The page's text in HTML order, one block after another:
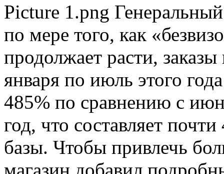
Picture 1.png
по мере того, как
продолжает расти,
января по июль этого
485% по сравнению с
год, что составляет
базы. Чтобы привлечь
магазин добавил